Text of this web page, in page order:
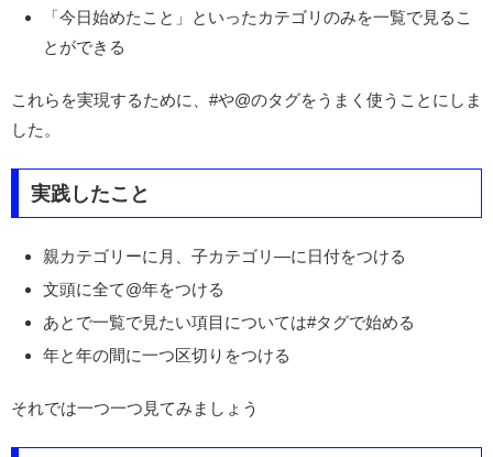
「今日始めたこと」といったカテゴリのみを一覧で見るこ
とができる
これらを実現するために、#や@のタグをうまく使うことにしま
した。
実践したこと
親カテゴリーに月、子カテゴリ―に日付をつける
文頭に全て@年をつける
あとで一覧で見たい項目については#タグで始める
年と年の間に一つ区切りをつける
それでは一つ一つ見てみましょう